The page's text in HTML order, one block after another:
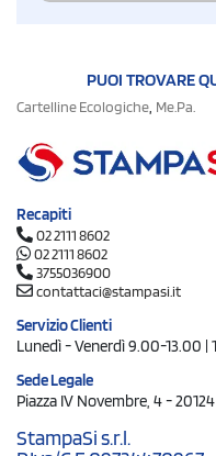
PUOI TROVARE
Cartelline Ecologiche, Me.Pa.
Recapiti
02 2111 8602
02 2111 8602
3755036900
contattaci@stampasi.it
Servizio Clienti
Lunedì - Venerdì 9.00-13.00 |
Sede Legale
Piazza IV Novembre, 4 -
StampaSi s.r.l.